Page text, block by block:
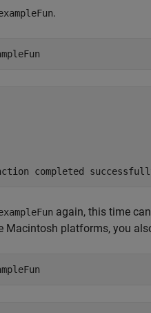
.
completed
again, this time
Macintosh platforms, you